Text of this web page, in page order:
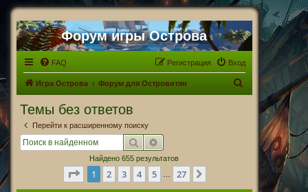
Форум игры Острова
FAQ Вход
Регистрация
Игра Острова Форум для Островитян
Темы без ответов
Перейти к расширенному поиску
Поиск
Найдено 655 результатов
Страница из 27
1 2 3 4 5 27